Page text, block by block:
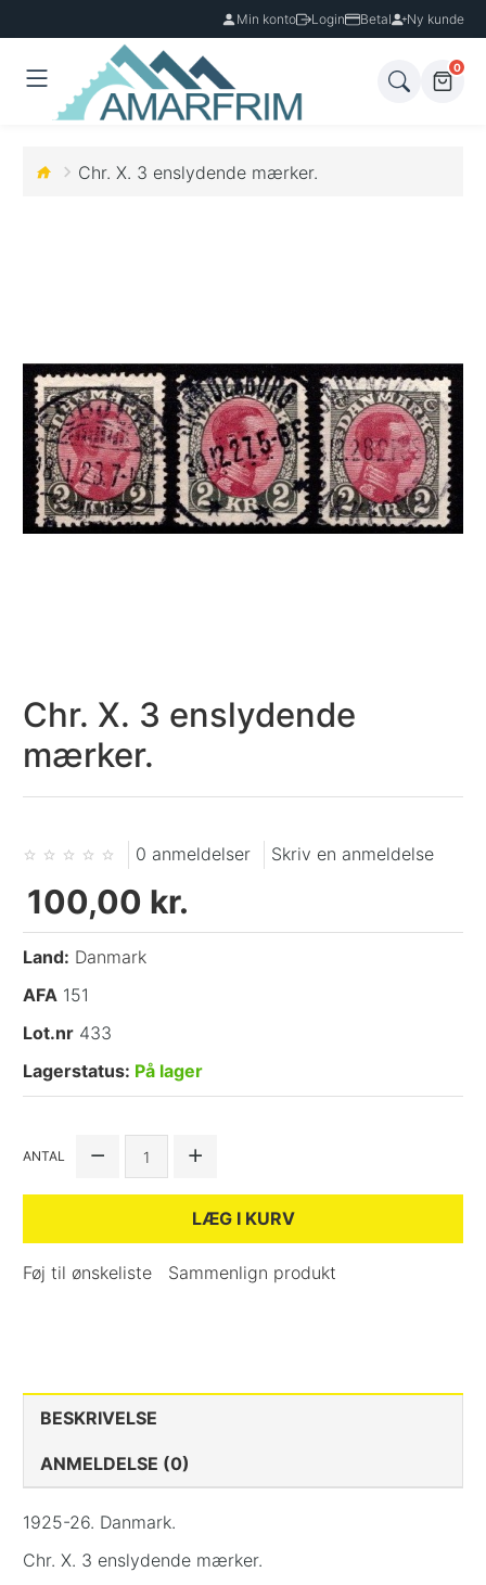
Min konto Login Betal Ny kunde
0
Chr. X. 3 enslydende mærker.
Chr. X. 3 enslydende
mærker.
0 anmeldelser Skriv en anmeldelse
100,00 kr.
Land: Danmark
AFA 151
Lot.nr 433
Lagerstatus: På lager
ANTAL
LÆG I KURV
Føj til ønskeliste Sammenlign produkt
BESKRIVELSE
ANMELDELSE (0)
1925-26. Danmark.
Chr. X. 3 enslydende mærker.